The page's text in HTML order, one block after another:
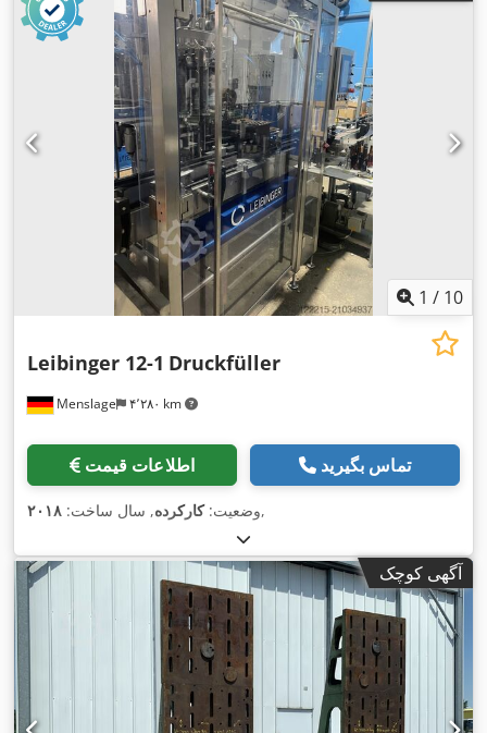
1 / 10
Menslage ۴٬۲۸۰ km
Leibinger 12-1 Druckfüller
اطلاعات قیمت تماس بگیرید
وضعیت:کارکرده, سال ساخت: ۲۰۱۸ ,
آگهی کوچک